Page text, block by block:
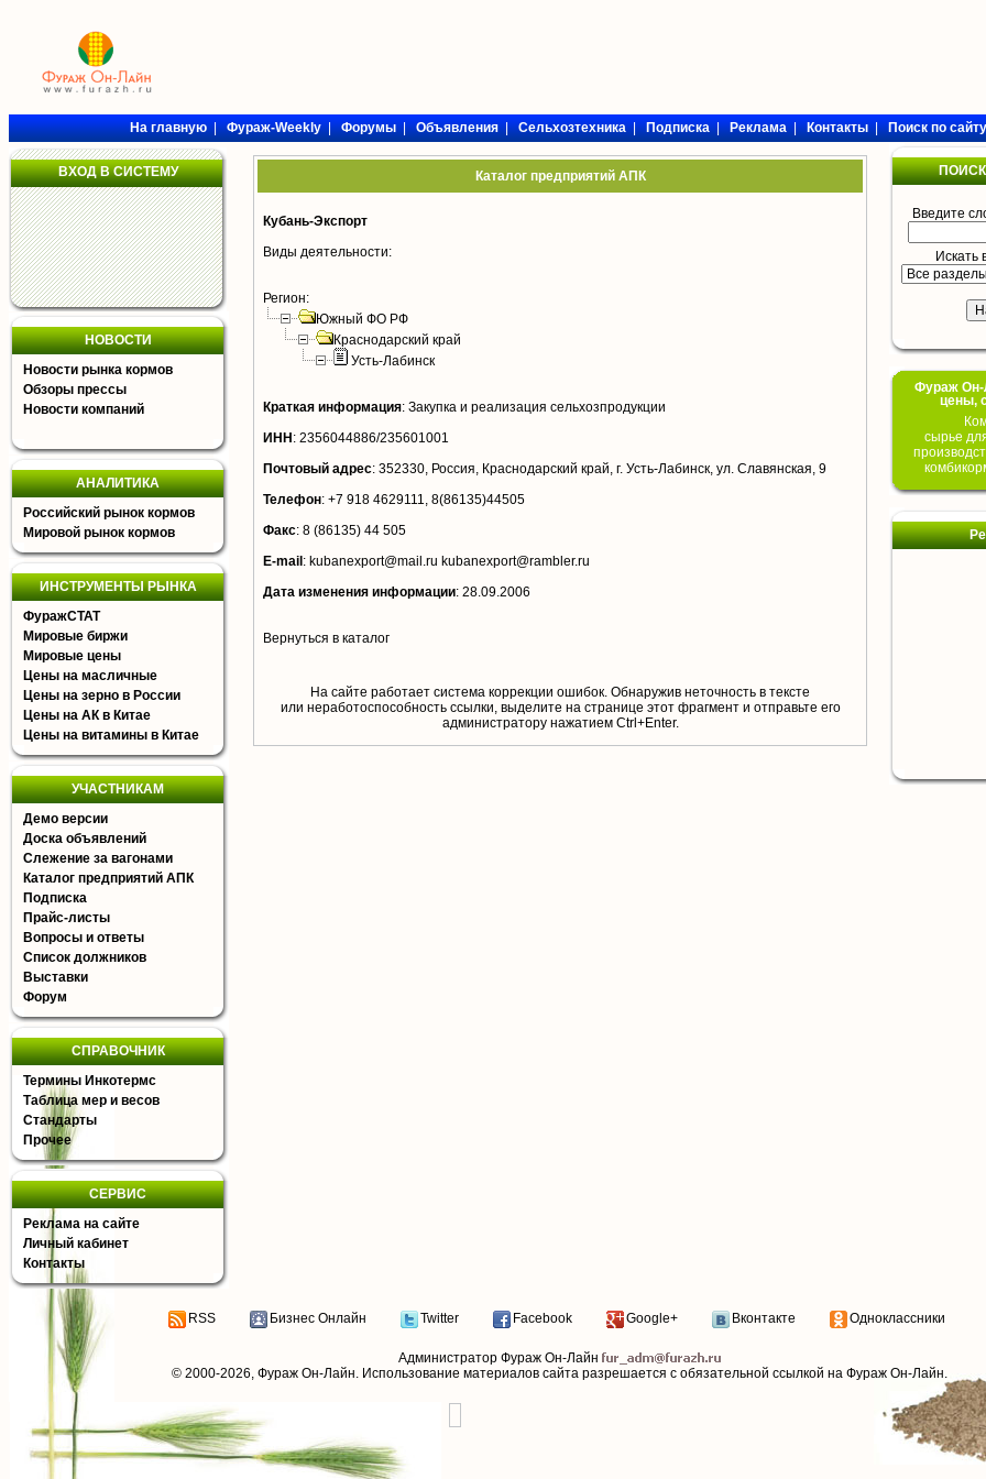
На главную|Фураж-Weekly|Форумы|Объявления|Сельхозтехника|Подписка|Реклама|Контакты|Поиск по сайту
ВХОД В СИСТЕМУ
НОВОСТИ
Новости рынка кормов
Обзоры прессы
Новости компаний
АНАЛИТИКА
Российский рынок кормов
Мировой рынок кормов
ИНСТРУМЕНТЫ РЫНКА
ФуражСТАТ
Мировые биржи
Мировые цены
Цены на масличные
Цены на зерно в России
Цены на АК в Китае
Цены на витамины в Китае
УЧАСТНИКАМ
Демо версии
Доска объявлений
Слежение за вагонами
Каталог предприятий АПК
Подписка
Прайс-листы
Вопросы и ответы
Список должников
Выставки
Форум
СПРАВОЧНИК
Термины Инкотермс
Таблица мер и весов
Стандарты
Прочее
СЕРВИС
Реклама на сайте
Личный кабинет
Контакты
Каталог предприятий АПК
Кубань-Экспорт
Виды деятельности:
Регион:
Южный ФО РФ
Краснодарский край
Усть-Лабинск
Краткая информация: Закупка и реализация сельхозпродукции
ИНН : 2356044886/235601001
Почтовый адрес: 352330, Россия, Краснодарский край, г. Усть-Лабинск, ул. Славянская, 9
Телефон: +7 918 4629111, 8(86135)44505
Факс: 8 (86135) 44 505
E-mail : kubanexport@mail.ru kubanexport@rambler.ru
Дата изменения информации: 28.09.2006
Вернуться в каталог
На сайте работает система коррекции ошибок. Обнаружив неточность в тексте
или неработоспособность ссылки, выделите на странице этот фрагмент и отправьте его
aдминистратору нажатием Ctrl+Enter.
Введите
Искать
Фураж Он-
цены,
сырье
RSS Бизнес Онлайн Twitter Facebook Google+ Вконтакте Одноклассники
Администратор Фураж Он-Лайн
© 2000-2026, Фураж Он-Лайн. Использование материалов сайта разрешается с обязательной ссылкой на Фураж Он-Лайн.